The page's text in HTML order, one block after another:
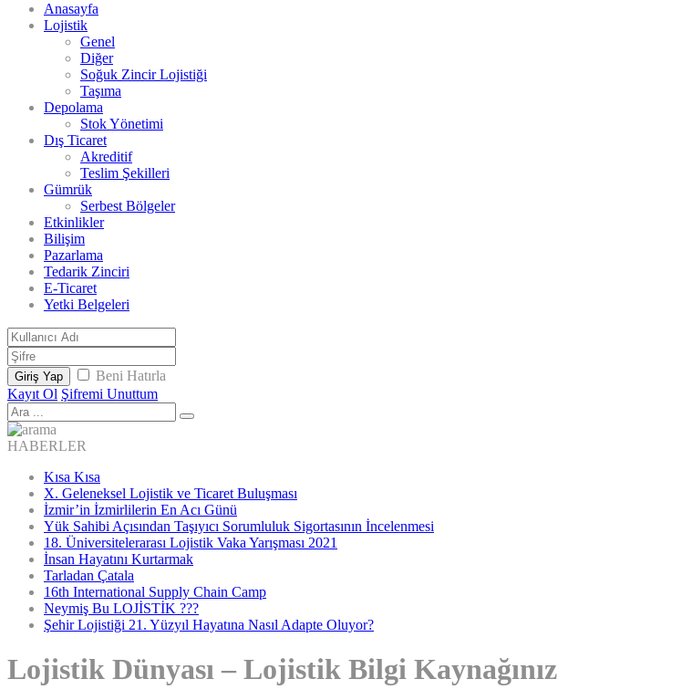
Anasayfa
Lojistik
Genel
Diğer
Soğuk Zincir Lojistiği
Taşıma
Depolama
Stok Yönetimi
Dış Ticaret
Akreditif
Teslim Şekilleri
Gümrük
Serbest Bölgeler
Etkinlikler
Bilişim
Pazarlama
Tedarik Zinciri
E-Ticaret
Yetki Belgeleri
Giriş Yap
Beni Hatırla
Kayıt Ol Şifremi Unuttum
HABERLER
Kısa Kısa
X. Geleneksel Lojistik ve Ticaret Buluşması
İzmir’in İzmirlilerin En Acı Günü
Yük Sahibi Açısından Taşıyıcı Sorumluluk Sigortasının İncelenmesi
18. Üniversitelerarası Lojistik Vaka Yarışması 2021
İnsan Hayatını Kurtarmak
Tarladan Çatala
16th International Supply Chain Camp
Neymiş Bu LOJİSTİK ???
Şehir Lojistiği 21. Yüzyıl Hayatına Nasıl Adapte Oluyor?
Lojistik Dünyası – Lojistik Bilgi Kaynağınız